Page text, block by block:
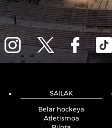
SAILAK
Belar hockeya
Atletismoa